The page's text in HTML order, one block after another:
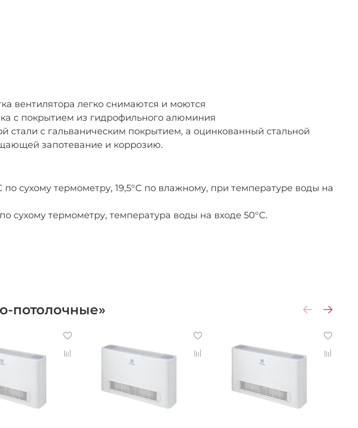
вентилятора легко снимаются и моются
с покрытием из гидрофильного алюминия
стали с гальваническим покрытием, а оцинкованный стальной
запотевание и коррозию.
сухому термометру, 19,5°С по влажному, при температуре воды на
сухому термометру, температура воды на входе 50°С.
потолочные»